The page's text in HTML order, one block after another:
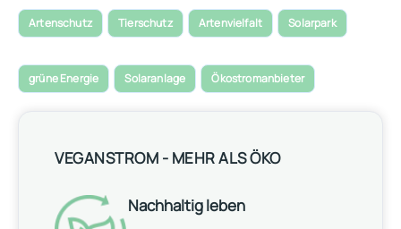
Artenschutz Tierschutz Artenvielfalt Solarpark
grüne Energie Solaranlage Ökostromanbieter
VEGANSTROM - MEHR ALS ÖKO
Nachhaltig leben